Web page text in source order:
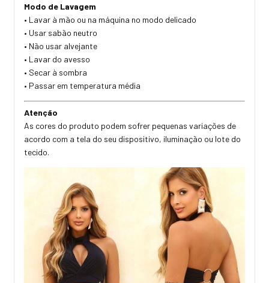
Modo de Lavagem
• Lavar à mão ou na máquina no modo delicado
• Usar sabão neutro
• Não usar alvejante
• Lavar do avesso
• Secar à sombra
• Passar em temperatura média
Atenção
As cores do produto podem sofrer pequenas variações de
acordo com a tela do seu dispositivo, iluminação ou lote do
tecido.